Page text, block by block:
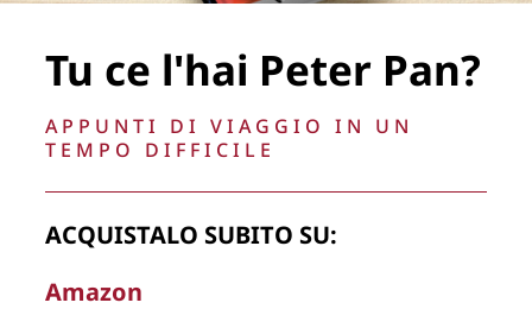
La Direzione stabilisce insindacabilmente di inserire,
rimuovere, oscurare, modificare, immagini e testi del sito, a
Tu ce l'hai Peter Pan?
APPUNTI DI VIAGGIO IN UN
TEMPO DIFFICILE
ACQUISTALO SUBITO SU:
Amazon